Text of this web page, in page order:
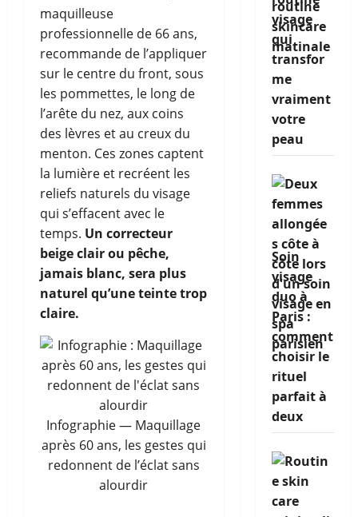
maquilleuse
professionnelle de 66 ans,
recommande de l’appliquer
sur le centre du front, sous
les pommettes, le long de
l’arête du nez, aux coins
des lèvres et au creux du
menton. Ces zones captent
la lumière et recréent les
reliefs naturels du visage
qui s’effacent avec le
temps. Un correcteur
beige clair ou pêche,
jamais blanc, sera plus
naturel qu’une teinte trop
claire.
Infographie — Maquillage
après 60 ans, les gestes qui
redonnent de l’éclat sans
alourdir
visage
qui
transfor
me
vraiment
votre
peau
Soin
visage
duo à
Paris :
comment
choisir le
rituel
parfait à
deux